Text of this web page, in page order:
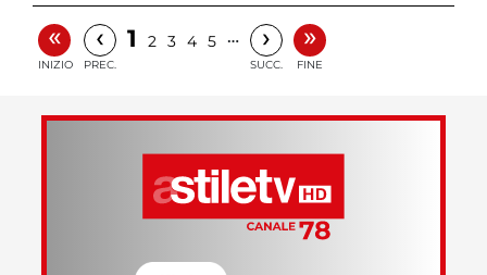
«
INIZIO
‹
PREC.
1 2 3 4 5 … ›
SUCC.
»
FINE